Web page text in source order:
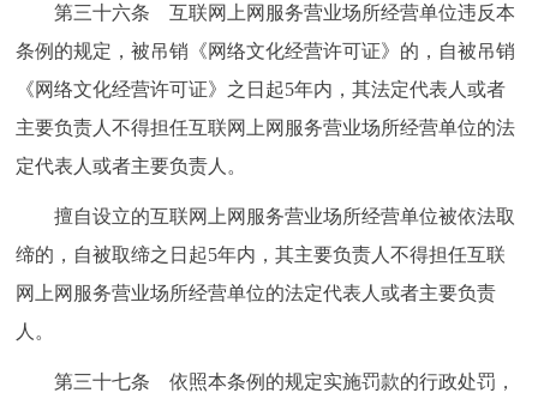
第三十六条 互联网上网服务营业场所经营单位违反本
条例的规定，被吊销《网络文化经营许可证》的，自被吊销
《网络文化经营许可证》之日起5年内，其法定代表人或者
主要负责人不得担任互联网上网服务营业场所经营单位的法
定代表人或者主要负责人。
擅自设立的互联网上网服务营业场所经营单位被依法取
缔的，自被取缔之日起5年内，其主要负责人不得担任互联
网上网服务营业场所经营单位的法定代表人或者主要负责
人。
第三十七条 依照本条例的规定实施罚款的行政处罚，